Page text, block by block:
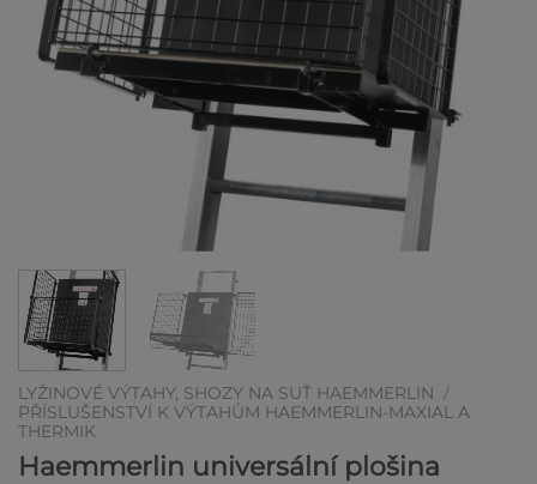
LYŽINOVÉ VÝTAHY, SHOZY NA SUŤ HAEMMERLIN
/
PŘÍSLUŠENSTVÍ K VÝTAHŮM HAEMMERLIN-MAXIAL A
THERMIK
Haemmerlin universální plošina